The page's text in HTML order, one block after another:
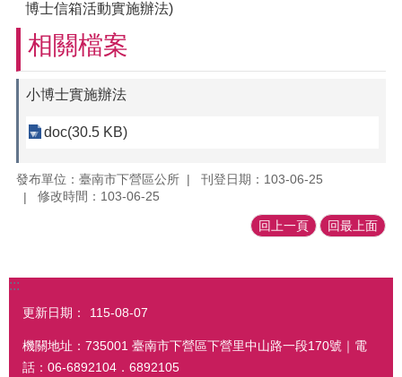
博士信箱活動實施辦法)
相關檔案
小博士實施辦法
doc(30.5 KB)
發布單位：臺南市下營區公所
刊登日期：103-06-25
修改時間：103-06-25
回上一頁 回最上面
:::
更新日期： 115-08-07
機關地址：735001 臺南市下營區下營里中山路一段170號｜電
話：06-6892104．6892105